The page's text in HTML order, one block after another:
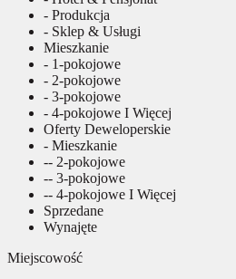
- Produkcja
- Sklep & Usługi
Mieszkanie
- 1-pokojowe
- 2-pokojowe
- 3-pokojowe
- 4-pokojowe I Więcej
Oferty Deweloperskie
- Mieszkanie
-- 2-pokojowe
-- 3-pokojowe
-- 4-pokojowe I Więcej
Sprzedane
Wynajęte
Miejscowość